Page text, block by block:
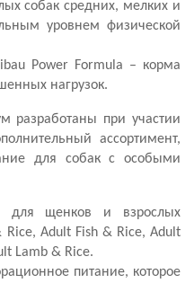
собак средних, мелких и
уровнем физической
Power Formula – корма
нагрузок.
разработаны при участии
ассортимент,
для собак с особыми
для щенков и взрослых
Rice, Adult Fish & Rice, Adult
Lamb & Rice.
питание, которое